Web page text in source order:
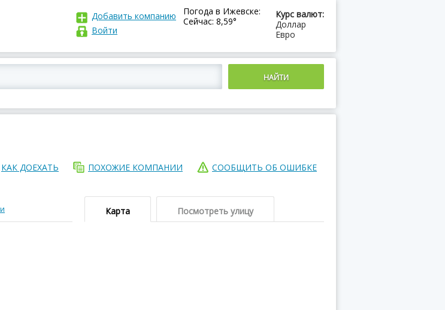
Курс валют:
Доллар
Евро
Погода в Ижевске:
Сейчас: 8,59°
Добавить компанию
Войти
КАК ДОЕХАТЬ ПОХОЖИЕ КОМПАНИИ СООБЩИТЬ ОБ ОШИБКЕ
Карта Посмотреть улицу